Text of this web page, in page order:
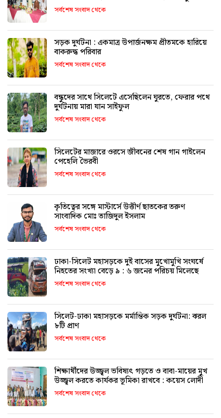
সর্বশেষ সংবাদ থেকে
সড়ক দুর্ঘটনা : একমাত্র উপার্জনক্ষম প্রীতমকে হারিয়ে
বাকরুদ্ধ পরিবার
সর্বশেষ সংবাদ থেকে
বন্ধুদের সাথে সিলেটে এসেছিলেন ঘুরতে, ফেরার পথে
দুর্ঘটনায় মারা যান সাইফুল
সর্বশেষ সংবাদ থেকে
সিলেটের মাজারে ওরসে জীবনের শেষ গান গাইলেন
পেহেলি ভৈরবী
সর্বশেষ সংবাদ থেকে
কৃতিত্বের সঙ্গে মাস্টার্সে উত্তীর্ণ ছাতকের তরুণ
সাংবাদিক মোঃ তাজিদুল ইসলাম
সর্বশেষ সংবাদ থেকে
ঢাকা-সিলেট মহাসড়কে দুই বাসের মুখোমুখি সংঘর্ষে
নিহতের সংখ্যা বেড়ে ৯ : ৬ জনের পরিচয় মিলেছে
সর্বশেষ সংবাদ থেকে
সিলেট-ঢাকা মহাসড়কে মর্মান্তিক সড়ক দুর্ঘটনা: ঝরল
৮টি প্রাণ
সর্বশেষ সংবাদ থেকে
শিক্ষার্থীদের উজ্জ্বল ভবিষ্যৎ গড়তে ও বাবা-মায়ের মুখ
উজ্জ্বল করতে কার্যকর ভূমিকা রাখবে : কয়েস লোদী
সর্বশেষ সংবাদ থেকে